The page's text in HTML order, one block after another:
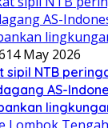
14 May 2026
sipil NTB
AS-